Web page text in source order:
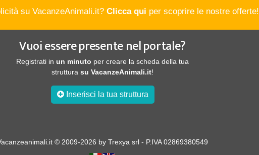
su VacanzeAnimali.it? Clicca qui per scoprire le nostre offerte!
Vuoi essere presente nel portale?
Registrati in un minuto per creare la scheda della tua
struttura su VacanzeAnimali.it!
Inserisci la tua struttura
© 2009-2026 by Trexya srl - P.IVA 02869380549